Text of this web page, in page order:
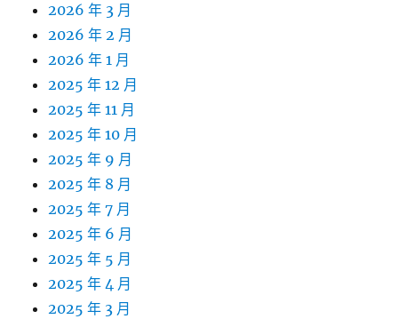
2026 年 3 月
2026 年 2 月
2026 年 1 月
2025 年 12 月
2025 年 11 月
2025 年 10 月
2025 年 9 月
2025 年 8 月
2025 年 7 月
2025 年 6 月
2025 年 5 月
2025 年 4 月
2025 年 3 月